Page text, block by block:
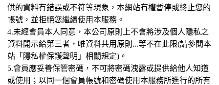
供的資料有錯誤或不符等現象，本網站有權暫停或終止您的
帳號，並拒絕您繼續使用本服務。
4.未經會員本人同意，本公司原則上不會將涉及個人隱私之
資料開示給第三者，唯資料共用原則...等不在此限(請參閱本
站「隱私權保護聲明」相關規定)。
5.會員應妥善保管密碼，不可將密碼洩露或提供給他人知道
或使用；以同一個會員帳號和密碼使用本服務所進行的所有